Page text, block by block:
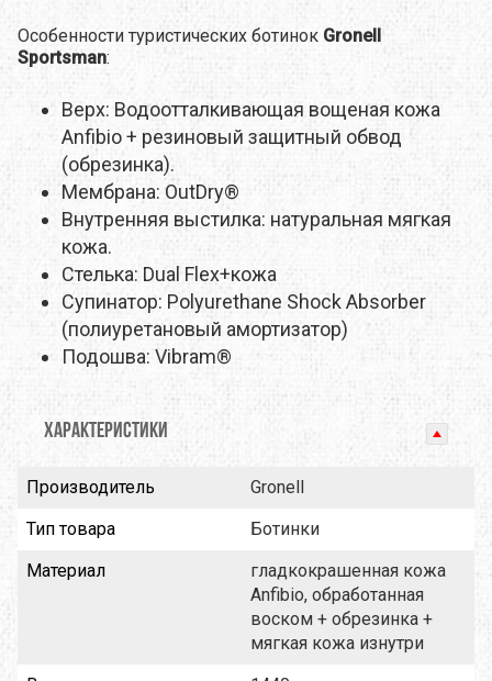
Особенности туристических ботинок Gronell
Sportsman:
Верх: Водоотталкивающая вощеная кожа
Anfibio + резиновый защитный обвод
(обрезинка).
Мембрана: OutDry®
Внутренняя выстилка: натуральная мягкая
кожа.
Стелька: Dual Flex+кожа
Супинатор: Polyurethane Shock Absorber
(полиуретановый амортизатор)
Подошва: Vibram®
ХАРАКТЕРИСТИКИ
Производитель
Gronell
Тип товара
Ботинки
Материал
гладкокрашенная кожа
Anfibio, обработанная
воском + обрезинка +
мягкая кожа изнутри